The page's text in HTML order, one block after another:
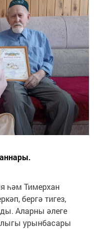
һәм Тимерхан
бергә тигез,
Аларны әлеге
урынбасары